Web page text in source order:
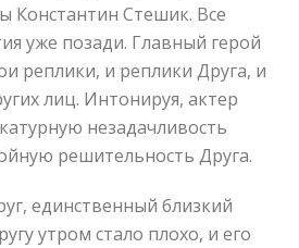
Константин Стешик. Все
уже позади. Главный герой
реплики, и реплики Друга, и
лиц. Интонируя, актер
незадачливость
решительность Друга.
единственный близкий
утром стало плохо, и его